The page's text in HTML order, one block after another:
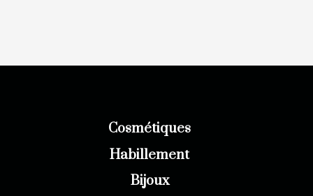
Cosmétiques
Habillement
Bijoux